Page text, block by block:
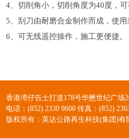
4、切削角小，切削角度为40度，可
5、刮刀由耐磨合金制作而成，使用
6、可无线遥控操作，施工更便捷。
香港湾仔告士打道178号华懋世纪广场
电话：(852) 2330 9600 传真：(852)
版权所有：英达公路再生科技(集团)有